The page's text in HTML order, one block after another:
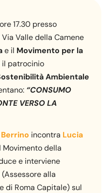
17.30 presso
Via Valle della Camene
e il Movimento per la
il patrocinio
Ambientale
“CONSUMO
VERSO LA
incontra Lucia
Movimento della
e interviene
(Assessore alla
di Roma Capitale) sul